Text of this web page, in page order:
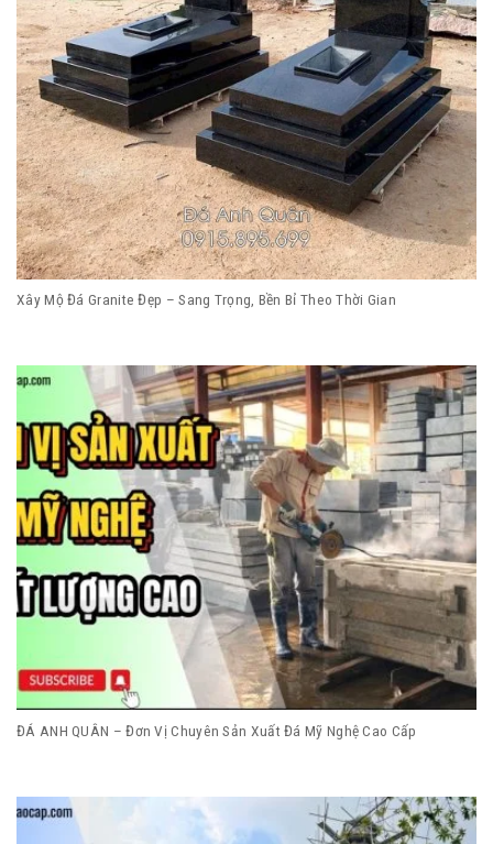
Xây Mộ Đá Granite Đẹp – Sang Trọng, Bền Bỉ Theo Thời Gian
ĐÁ ANH QUÂN – Đơn Vị Chuyên Sản Xuất Đá Mỹ Nghệ Cao Cấp